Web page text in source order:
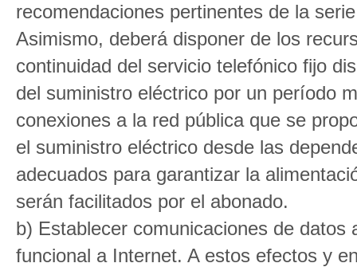
recomendaciones pertinentes de la
Asimismo, deberá disponer de los
continuidad del servicio telefónico fijo
del suministro eléctrico por un período
conexiones a la red pública que se
el suministro eléctrico desde las
adecuados para garantizar la
serán facilitados por el abonado.
b) Establecer comunicaciones de
funcional a Internet. A estos efectos y